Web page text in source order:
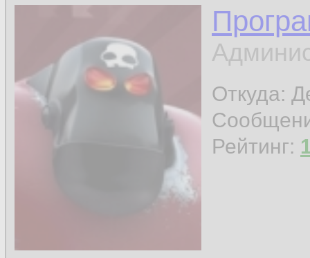
Откуда:
Рейтинг: